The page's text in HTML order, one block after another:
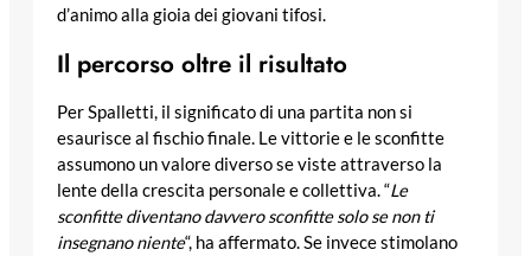
d’animo alla gioia dei giovani tifosi.
Il percorso oltre il risultato
Per Spalletti, il significato di una partita non si
esaurisce al fischio finale. Le vittorie e le sconfitte
assumono un valore diverso se viste attraverso la
lente della crescita personale e collettiva. “Le
sconfitte diventano davvero sconfitte solo se non ti
insegnano niente“, ha affermato. Se invece stimolano